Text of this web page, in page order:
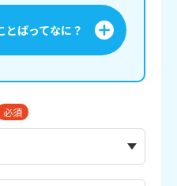
とばってなに？
必須